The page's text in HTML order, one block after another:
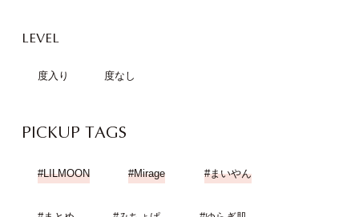
LEVEL
度入り 度なし
PICKUP TAGS
LILMOON Mirage まいやん